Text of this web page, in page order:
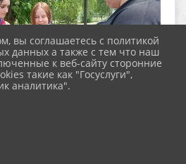
вы соглашаетесь с политикой
данных а также с тем что наш
к веб-сайту сторонние
такие как "Госуслуги",
аналитика".